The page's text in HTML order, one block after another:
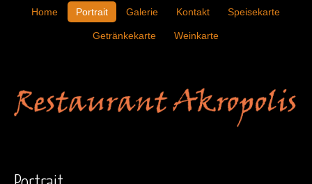
Home Portrait Galerie Kontakt Speisekarte
Getränkekarte Weinkarte